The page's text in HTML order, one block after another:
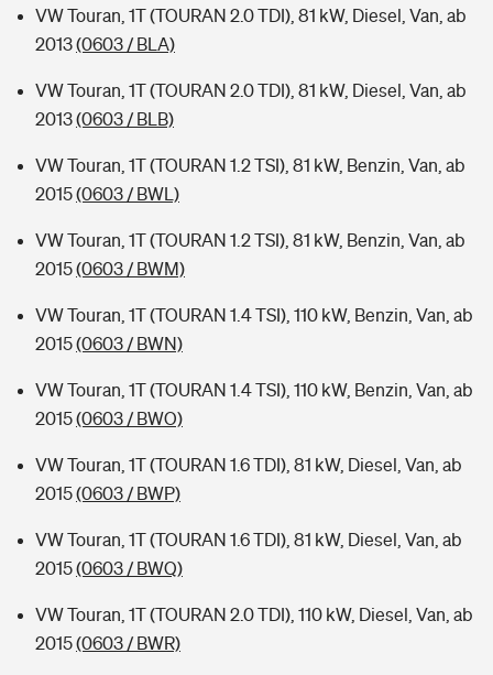
VW Touran, 1T (TOURAN 2.0 TDI), 81 kW, Diesel, Van, ab
2013(0603 / BLA)
VW Touran, 1T (TOURAN 2.0 TDI), 81 kW, Diesel, Van, ab
2013(0603 / BLB)
VW Touran, 1T (TOURAN 1.2 TSI), 81 kW, Benzin, Van, ab
2015(0603 / BWL)
VW Touran, 1T (TOURAN 1.2 TSI), 81 kW, Benzin, Van, ab
2015(0603 / BWM)
VW Touran, 1T (TOURAN 1.4 TSI), 110 kW, Benzin, Van, ab
2015(0603 / BWN)
VW Touran, 1T (TOURAN 1.4 TSI), 110 kW, Benzin, Van, ab
2015(0603 / BWO)
VW Touran, 1T (TOURAN 1.6 TDI), 81 kW, Diesel, Van, ab
2015(0603 / BWP)
VW Touran, 1T (TOURAN 1.6 TDI), 81 kW, Diesel, Van, ab
2015(0603 / BWQ)
VW Touran, 1T (TOURAN 2.0 TDI), 110 kW, Diesel, Van, ab
2015(0603 / BWR)